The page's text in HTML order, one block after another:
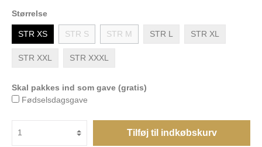
Størrelse
STR XS STR S STR M STR L STR XL
STR XXL STR XXXL
Skal pakkes ind som gave (gratis)
Fødselsdagsgave
Tilføj til indkøbskurv